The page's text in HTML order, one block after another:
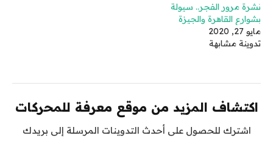
نشرة مرور الفجر.. سيولة
بشوارع القاهرة والجيزة
مايو 27, 2020
تدوينة مشابهة
اكتشاف المزيد من موقع معرفة للمحركات
اشترك للحصول على أحدث التدوينات المرسلة إلى بريدك